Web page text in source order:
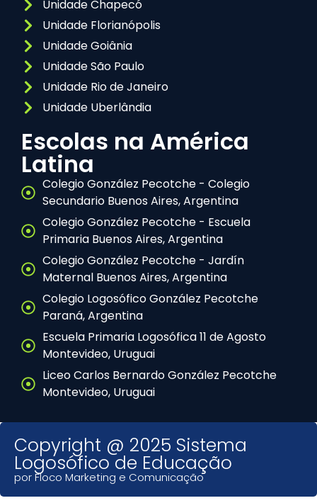
Unidade Chapecó
Unidade Florianópolis
Unidade Goiânia
Unidade São Paulo
Unidade Rio de Janeiro
Unidade Uberlândia
Escolas na América
Latina
Colegio González Pecotche - Colegio
Secundario Buenos Aires, Argentina
Colegio González Pecotche - Escuela
Primaria Buenos Aires, Argentina
Colegio González Pecotche - Jardín
Maternal Buenos Aires, Argentina
Colegio Logosófico González Pecotche
Paraná, Argentina
Escuela Primaria Logosófica 11 de Agosto
Montevideo, Uruguai
Liceo Carlos Bernardo González Pecotche
Montevideo, Uruguai
Copyright @ 2025 Sistema
Logosófico de Educação
por Floco Marketing e Comunicação